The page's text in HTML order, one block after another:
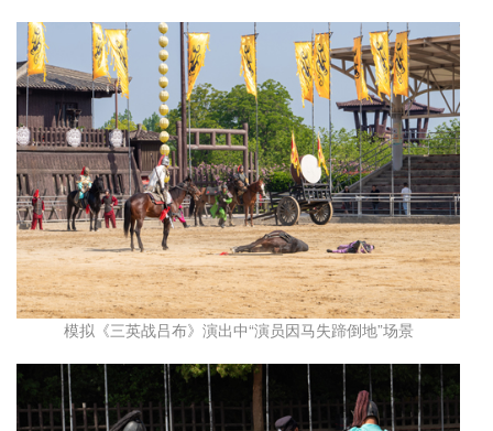
模拟《三英战吕布》演出中“演员因马失蹄倒地”场景